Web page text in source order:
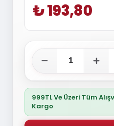
₺ 193,80
999TL Ve Üzeri Tüm
Kargo